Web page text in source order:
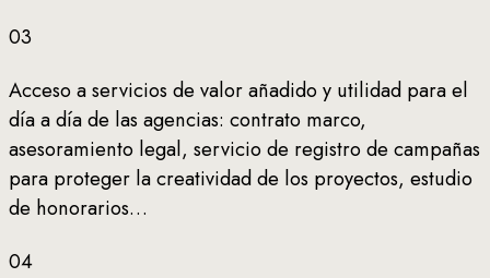
03
Acceso a servicios de valor añadido y utilidad para el
día a día de las agencias: contrato marco,
asesoramiento legal, servicio de registro de campañas
para proteger la creatividad de los proyectos, estudio
de honorarios…
04